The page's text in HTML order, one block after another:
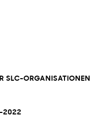
SLC-ORGANISATIONEN
2022